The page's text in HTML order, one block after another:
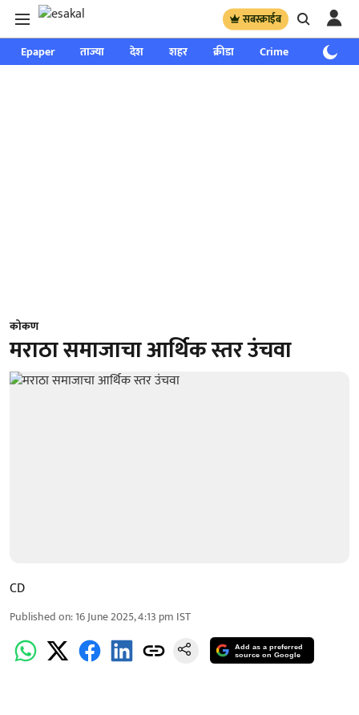
सबस्क्राईब
Epaper ताज्या देश शहर क्रीडा Crime साप्ताहिक
कोकण
मराठा समाजाचा आर्थिक स्तर उंचवा
CD
Published on:16 June 2025, 4:13 pm IST
Add as a preferred
source on Google